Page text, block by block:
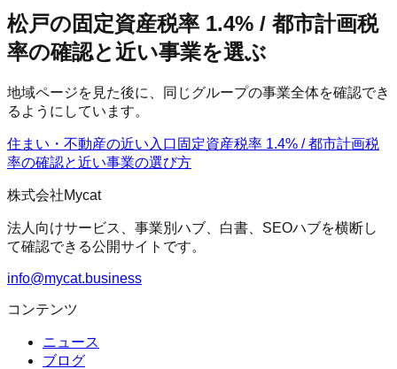
松戸の固定資産税率 1.4% / 都市計画税
率の確認と近い事業を選ぶ
地域ページを見た後に、同じグループの事業全体を確認でき
るようにしています。
住まい・不動産の近い入口 固定資産税率 1.4% / 都市計画税
率の確認と近い事業の選び方
株式会社Mycat
法人向けサービス、事業別ハブ、白書、SEOハブを横断し
て確認できる公開サイトです。
info@mycat.business
コンテンツ
ニュース
ブログ